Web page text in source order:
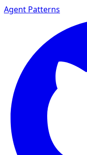
Agent Patterns